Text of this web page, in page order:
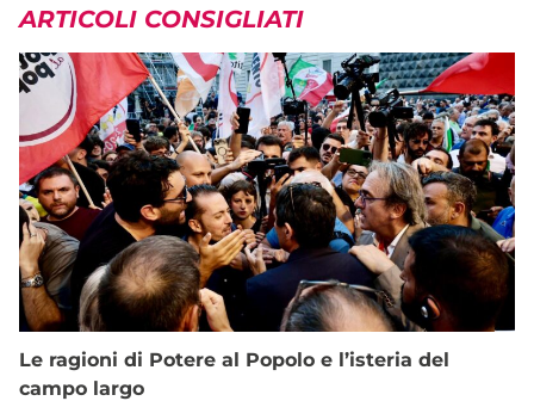
ARTICOLI CONSIGLIATI
Le ragioni di Potere al Popolo e l’isteria del
campo largo